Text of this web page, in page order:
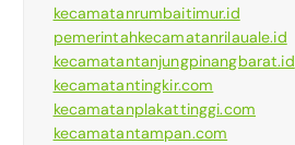
kecamatanrumbaitimur.id
pemerintahkecamatanrilauale.id
kecamatantanjungpinangbarat.id
kecamatantingkir.com
kecamatanplakattinggi.com
kecamatantampan.com